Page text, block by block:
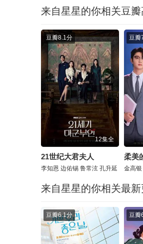
来自星星的你相关豆
豆瓣8.1分
12集全
21世纪大君夫人
李知恩 边佑锡 鲁常泫 孔升延
豆瓣
柔美
金高银
来自星星的你相关最新
豆瓣6.1分 豆瓣